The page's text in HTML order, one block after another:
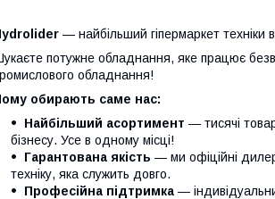
— найбільший гіпермаркет техніки в
потужне обладнання, яке працює
обладнання!
обирають саме нас:
Найбільший асортимент — тисячі
бізнесу. Усе в одному місці!
Гарантована якість — ми офіційні
техніку, яка служить довго.
Професійна підтримка —